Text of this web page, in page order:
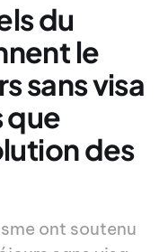
du
le
sans visa
que
des
ont soutenu